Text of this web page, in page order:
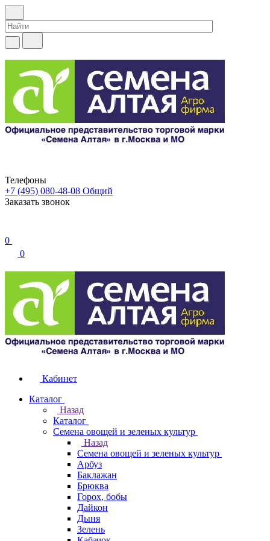
Телефоны
+7 (495) 080-48-08 Общий
Заказать звонок
0
0
Кабинет
Каталог
Назад
Каталог
Семена овощей и зеленых культур
Назад
Семена овощей и зеленых культур
Арбуз
Баклажан
Брюква
Горох, бобы
Дайкон
Дыня
Зелень